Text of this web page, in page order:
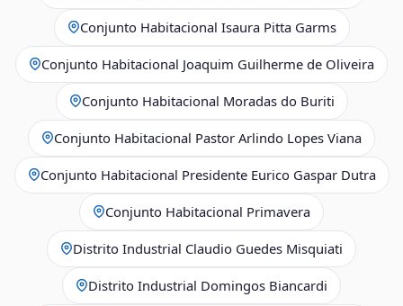
Conjunto Habitacional Isaura Pitta Garms
Conjunto Habitacional Joaquim Guilherme de Oliveira
Conjunto Habitacional Moradas do Buriti
Conjunto Habitacional Pastor Arlindo Lopes Viana
Conjunto Habitacional Presidente Eurico Gaspar Dutra
Conjunto Habitacional Primavera
Distrito Industrial Claudio Guedes Misquiati
Distrito Industrial Domingos Biancardi